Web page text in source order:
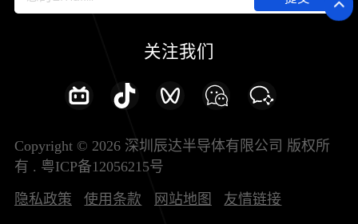
关注我们
Copyright © 2026 深圳辰达半导体有限公司 版权所
有 . 粤ICP备12056215号
隐私政策 使用条款 网站地图 友情链接